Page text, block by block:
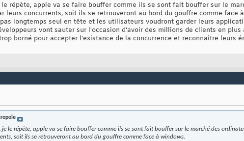
répète, apple va se faire bouffer comme ils se sont fait bouffer sur le
leurs concurrents, soit ils se retrouveront au bord du gouffre comme face
longtemps seul en tête et les utilisateurs voudront garder leurs
vont sauter sur l'occasion d'avoir des millions de clients en
borné pour accepter l'existance de la concurrence et reconnaitre leurs
je le répète, apple va se faire bouffer comme ils se sont fait bouffer sur le marché des
soit ils se retrouveront au bord du gouffre comme face à windows.